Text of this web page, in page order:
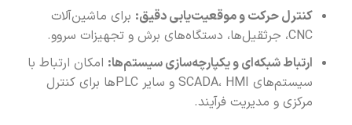
کنترل حرکت و موقعیت‌یابی دقیق: برای ماشین‌آلات
CNC، جرثقیل‌ها، دستگاه‌های برش و تجهیزات سروو.
ارتباط شبکه‌ای و یکپارچه‌سازی سیستم‌ها: امکان ارتباط با
سیستم‌های SCADA، HMI و سایر PLCها برای کنترل
مرکزی و مدیریت فرآیند.